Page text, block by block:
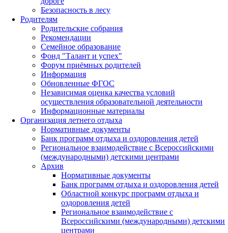
Безопасность в лесу
Родителям
Родительские собрания
Рекомендации
Семейное образование
Фонд "Талант и успех"
Форум приёмных родителей
Информация
Обновленные ФГОС
Независимая оценка качества условий
осуществления образовательной деятельности
Информационные материалы
Организация летнего отдыха
Нормативные документы
Банк программ отдыха и оздоровления детей
Региональное взаимодействие с Всероссийскими
(международными) детскими центрами
Архив
Нормативные документы
Банк программ отдыха и оздоровления детей
Областной конкурс программ отдыха и
оздоровления детей
Региональное взаимодействие с
Всероссийскими (международными) детскими
центрами